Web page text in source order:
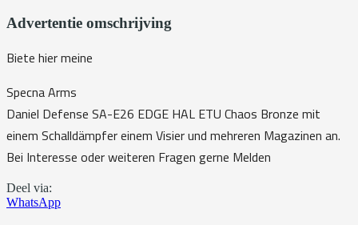
Advertentie omschrijving
Biete hier meine
Specna Arms
Daniel Defense SA-E26 EDGE HAL ETU Chaos Bronze mit
einem Schalldämpfer einem Visier und mehreren Magazinen an.
Bei Interesse oder weiteren Fragen gerne Melden
Deel via:
WhatsApp